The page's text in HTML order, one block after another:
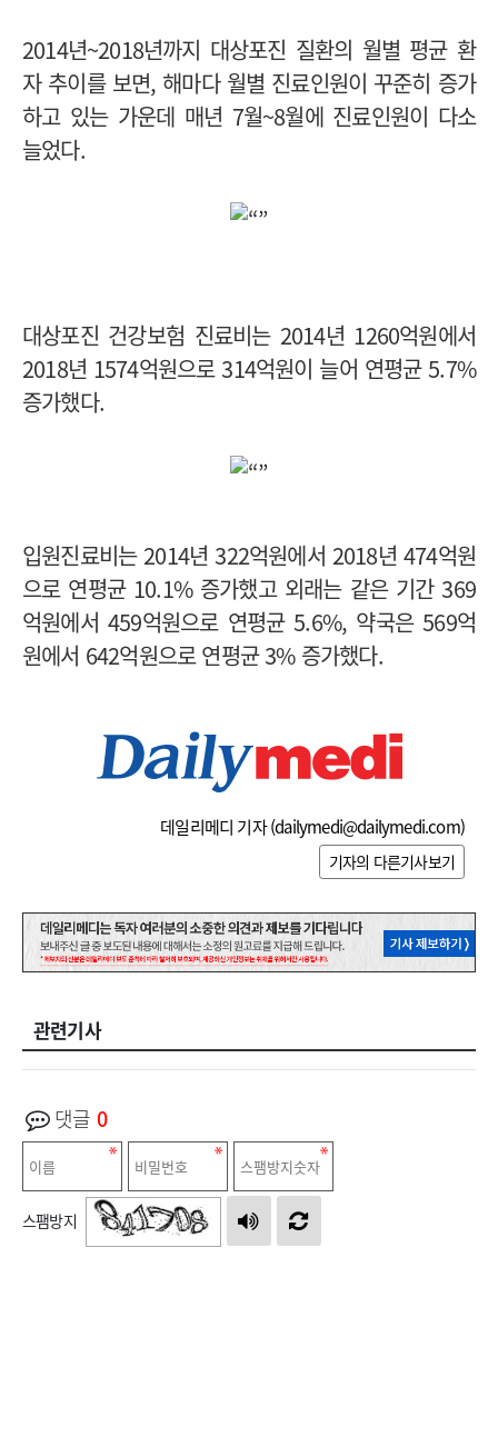
2014년~2018년까지 대상포진 질환의 월별 평균 환
자 추이를 보면, 해마다 월별 진료인원이 꾸준히 증가
하고 있는 가운데 매년 7월~8월에 진료인원이 다소
늘었다.
대상포진 건강보험 진료비는 2014년 1260억원에서
2018년 1574억원으로 314억원이 늘어 연평균 5.7%
증가했다.
입원진료비는 2014년 322억원에서 2018년 474억원
으로 연평균 10.1% 증가했고 외래는 같은 기간 369
억원에서 459억원으로 연평균 5.6%, 약국은 569억
원에서 642억원으로 연평균 3% 증가했다.
데일리메디 기자 (dailymedi@dailymedi.com)
기자의 다른기사보기
관련기사
댓글 0
스팸방지